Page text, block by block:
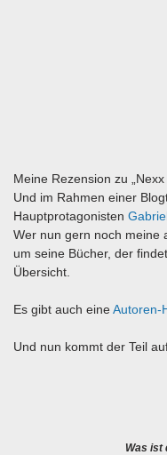
Meine Rezension zu
Und im Rahmen einer
Hauptprotagonisten
Wer nun gern noch meine
um seine Bücher, der findet
Übersicht.
Es gibt auch eineAutoren-
Und nun kommt der Teil
Was ist